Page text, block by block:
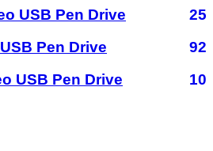
USB Pen Drive
25
Pen Drive
92
USB Pen Drive
10